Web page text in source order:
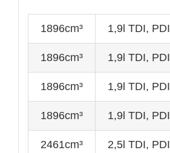
1896cm³ 1,9l TDI, PDI
1896cm³ 1,9l TDI, PDI
1896cm³ 1,9l TDI, PDI
1896cm³ 1,9l TDI, PDI
2461cm³ 2,5l TDI, PDI